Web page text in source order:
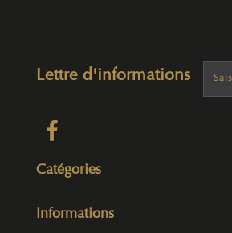
Lettre d'informations
Catégories
Informations